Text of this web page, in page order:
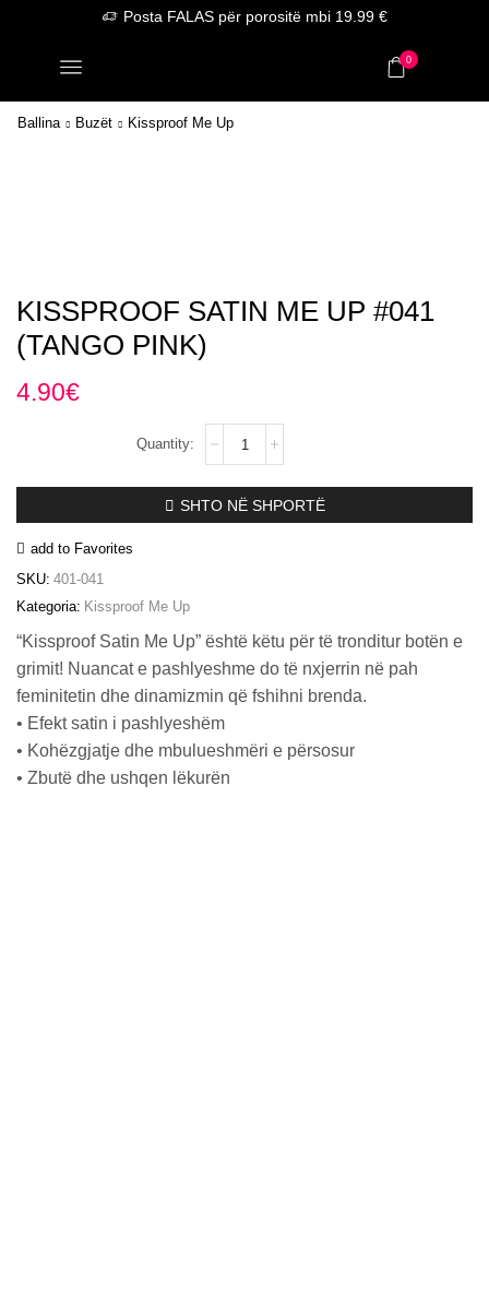
Posta FALAS për porositë mbi 19.99 €
0
Ballina Buzët Kissproof Me Up
KISSPROOF SATIN ME UP #041
(TANGO PINK)
4.90€
SHTO NË SHPORTË
add to Favorites
SKU: 401-041
Kategoria: Kissproof Me Up
“Kissproof Satin Me Up” është këtu për të tronditur botën e
grimit! Nuancat e pashlyeshme do të nxjerrin në pah
feminitetin dhe dinamizmin që fshihni brenda.
• Efekt satin i pashlyeshëm
• Kohëzgjatje dhe mbulueshmëri e përsosur
• Zbutë dhe ushqen lëkurën